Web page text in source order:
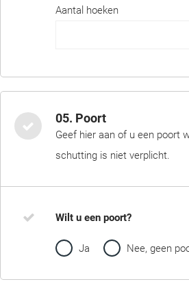
Aantal hoeken
05. Poort
Geef hier aan of u een poort
schutting is niet verplicht.
Wilt u een poort?
Ja Nee, geen